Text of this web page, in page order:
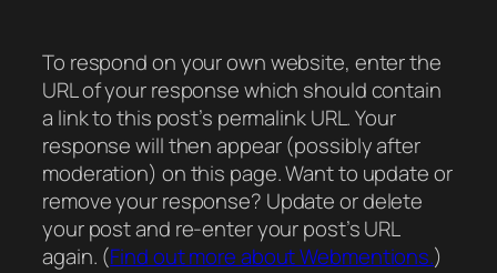
To respond on your own website, enter the
URL of your response which should contain
a link to this post’s permalink URL. Your
response will then appear (possibly after
moderation) on this page. Want to update or
remove your response? Update or delete
your post and re-enter your post’s URL
again. (Find out more about Webmentions.)